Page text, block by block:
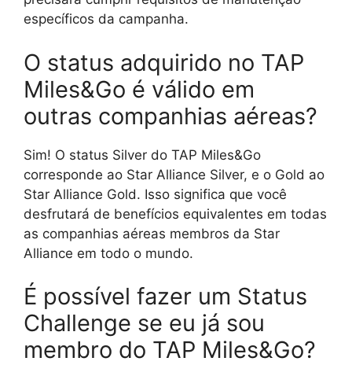
específicos da campanha.
O status adquirido no TAP
Miles&Go é válido em
outras companhias aéreas?
Sim! O status Silver do TAP Miles&Go
corresponde ao Star Alliance Silver, e o Gold ao
Star Alliance Gold. Isso significa que você
desfrutará de benefícios equivalentes em todas
as companhias aéreas membros da Star
Alliance em todo o mundo.
É possível fazer um Status
Challenge se eu já sou
membro do TAP Miles&Go?